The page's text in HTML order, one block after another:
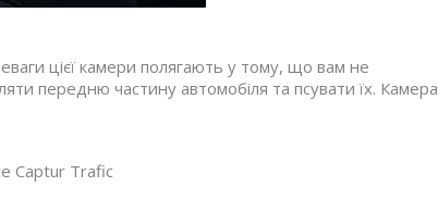
цієї камери полягають у тому, що вам не
передню частину автомобіля та псувати їх. Камера
Captur Trafic